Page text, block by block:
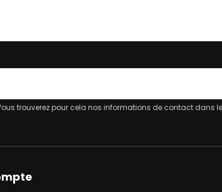
trouverez pour cela nos informations de contact dans